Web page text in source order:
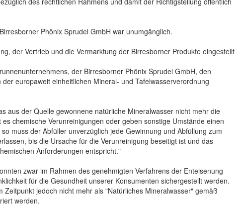
Phönix Sprudel GmbH war unumgänglich.
der Vertrieb und die Vermarktung der Birresborner Produkte eingestellt
der Birresborner Phönix Sprudel GmbH, den
europaweit einheitlichen Mineral- und Tafelwasserverordnung
aus der Quelle gewonnene natürliche Mineralwasser nicht mehr die
chemische Verunreinigungen oder geben sonstige Umstände einen
muss der Abfüller unverzüglich jede Gewinnung und Abfüllung zum
bis die Ursache für die Verunreinigung beseitigt ist und das
Anforderungen entspricht."
zwar im Rahmen des genehmigten Verfahrens der Enteisenung
für die Gesundheit unserer Konsumenten sichergestellt werden.
Zeitpunkt jedoch nicht mehr als "Natürliches Mineralwasser" gemäß
werden.